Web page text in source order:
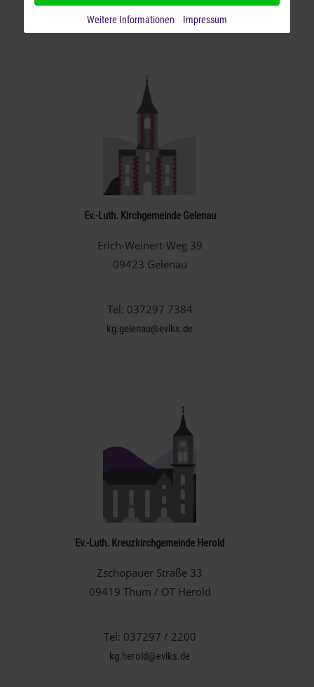
Tel: 037341 2277
kg.ehrenfriedersdorf@evlks.de
Ev.-Luth. Kirchgemeinde Gelenau
Erich-Weinert-Weg 39
09423 Gelenau
Tel: 037297 7384
kg.gelenau@evlks.de
Ev.-Luth. Kreuzkirchgemeinde Herold
Zschopauer Straße 33
09419 Thum / OT Herold
Tel: 037297 / 2200
kg.herold@evlks.de
Weitere Informationen Impressum